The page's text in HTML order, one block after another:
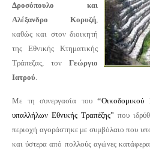
Δροσόπουλο και
Αλέξανδρο Κορυζή,
καθώς και στον διοικητή
της Εθνικής Κτηματικής
Τράπεζας, τον Γεώργιο
Ιατρού.
Με τη συνεργασία του “Οικοδομικού
υπαλλήλων Εθνικής Τραπέζης” που
περιοχή αγοράστηκε με συμβόλαιο που
και ύστερα από πολλούς αγώνες